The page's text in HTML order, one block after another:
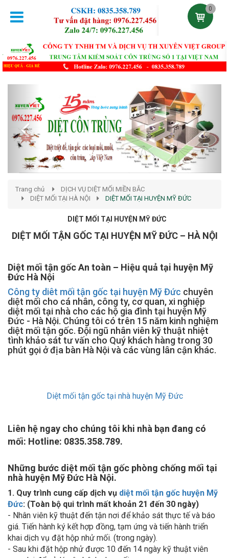
0
DỊCH VỤ DIỆT MỐI MIỀN BẮC
DIỆT MỐI TẠI HÀ NỘI
DIỆT MỐI TẠI HUYỆN MỸ ĐỨC
DIỆT MỐI TẠI HUYỆN MỸ ĐỨC
DIỆT MỐI TẬN GỐC TẠI HUYỆN MỸ ĐỨC – HÀ NỘI
Diệt mối tận gốc An toàn – Hiệu quả tại huyện Mỹ
Đức Hà Nội
Công ty diêt mối tận gốc tại huyện Mỹ Đức
chuyên
diệt mối cho cá nhân, công ty, cơ quan, xi nghiệp
diệt mối tại nhà cho các hộ gia đình tại huyện Mỹ
Đức - Hà Nội. Chúng tôi có trên 15 năm kinh nghiệm
diệt mối tận gốc. Đội ngũ nhân viên kỹ thuật nhiệt
tình khảo sát tư vấn cho Quý khách hàng trong 30
phút gọi ở địa bàn Hà Nội và các vùng lân cận khác.
Diệt mối tận gốc tại nhà huyện Mỹ Đức
Liên hệ ngay cho chúng tôi khi nhà bạn đang có
mối: Hotline: 0835.358.789.
Những bước diệt mối tận gốc phòng chống mối tại
nhà huyện Mỹ Đức Hà Nội.
1. Quy trình cung cấp dịch vụ
diệt mối tận gốc huyện Mỹ
Đức: (Toàn bộ qui trình mất khoản 21 đến 30 ngày)
- Nhân viên kỹ thuật đến tận nơi để khảo sát thực tế và báo
giá. Tiến hành ký kết hợp đồng, tạm ứng và tiến hành triển
khai dịch vụ đặt hộp nhử mối. (trong ngày).
- Sau khi đặt hộp nhử được 10 đến 14 ngày kỹ thuật viên
quay lai để xử lý gây bệnh cho mối.